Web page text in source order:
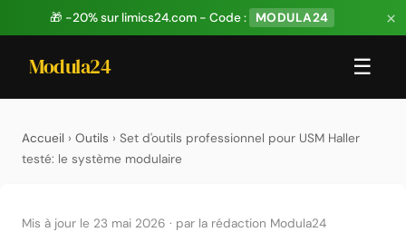
🎁 -20% sur limics24.com - Code : MODULA24 ×
Modula24 ☰
Accueil › Outils › Set d'outils professionnel pour USM Haller
testé: le système modulaire
Mis à jour le 23 mai 2026 · par la rédaction Modula24